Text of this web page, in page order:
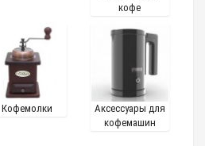
кофе
Кофемолки
Аксессуары для
кофемашин